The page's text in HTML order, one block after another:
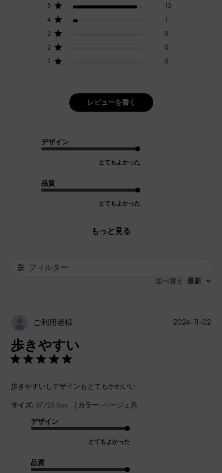
5
13
4
1
3
0
2
0
1
0
レビューを書く
デザイン
とてもよかった
品質
とてもよかった
もっと見る
フィルター
並べ替え : 最新
ご利用者様
歩きやすい
歩きやすいしデザインもとてもかわいい
サイズ: 37/23.5cm | カラー: ベージュ系
デザイン
とてもよかった
品質
公
2024-11-02